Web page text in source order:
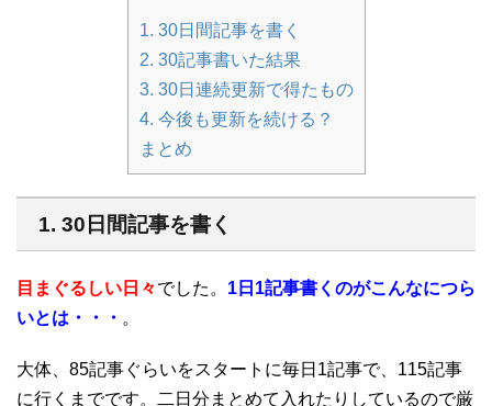
1. 30日間記事を書く
2. 30記事書いた結果
3. 30日連続更新で得たもの
4. 今後も更新を続ける？
まとめ
1. 30日間記事を書く
目まぐるしい日々でした。 1日1記事書くのがこんなにつら
いとは・・・ 。
大体、85記事ぐらいをスタートに毎日1記事で、115記事
に行くまでです。二日分まとめて入れたりしているので厳